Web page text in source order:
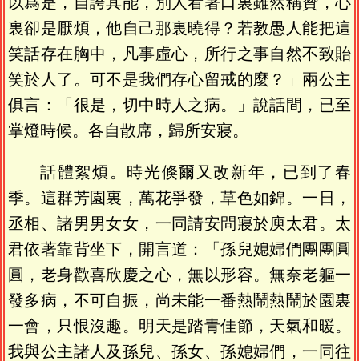
裏卻是厭煩，他自己那裏曉得？若教愚人能把這
笑話存在胸中，凡事虛心，所行之事自然不致貽
笑於人了。可不是我們存心留戒的麼？」兩公主
俱言：「很是，切中時人之病。」說話間，已至
掌燈時候。各自散席，歸所安寢。
話體絮煩。時光倏爾又改新年，已到了春
季。這群芳園裏，萬花爭發，草色如錦。一日，
丞相、諸男男女女，一同請安問寢於庾太君。太
君依著靠背坐下，開言道：「孫兒媳婦們團團圓
圓，老身歡喜欣慶之心，無以形容。無奈老軀一
發多病，不可自振，尚未能一番熱鬧熱鬧於園裏
一會，只恨沒趣。明天是踏青佳節，天氣和暖。
我與公主諸人及孫兒、孫女、孫媳婦們，一同往